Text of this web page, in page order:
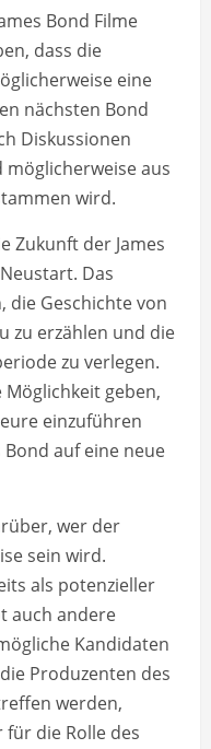
Bond Filme
dass die
eine
nächsten Bond
Diskussionen
aus
wird.
Zukunft der James
Das
die Geschichte von
zu erzählen und die
zu verlegen.
geben,
einzuführen
Bond auf eine neue
wer der
sein wird.
als potenzieller
auch andere
Kandidaten
Produzenten des
werden,
die Rolle des